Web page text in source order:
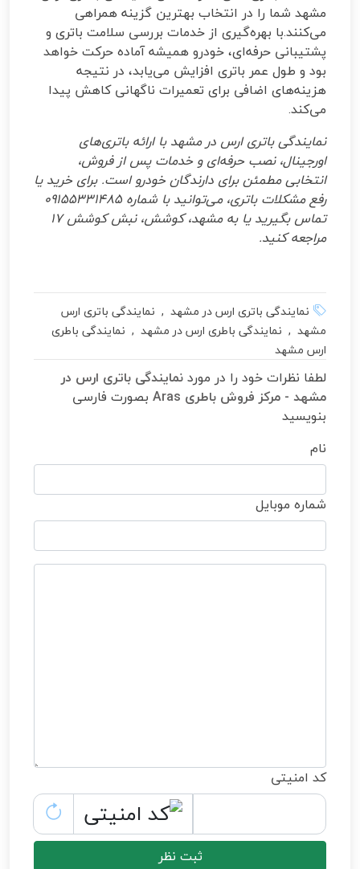
مشهد شما را در انتخاب بهترین گزینه همراهی
می‌کنند.با بهره‌گیری از خدمات بررسی سلامت باتری و
پشتیبانی حرفه‌ای، خودرو همیشه آماده حرکت خواهد
بود و طول عمر باتری افزایش می‌یابد، در نتیجه
هزینه‌های اضافی برای تعمیرات ناگهانی کاهش پیدا
می‌کند.
نمایندگی باتری ارس در مشهد با ارائه باتری‌های
اورجینال، نصب حرفه‌ای و خدمات پس از فروش،
انتخابی مطمئن برای دارندگان خودرو است. برای خرید یا
رفع مشکلات باتری، می‌توانید با شماره 09155331485
تماس بگیرید یا به مشهد، کوشش، نبش کوشش 17
مراجعه کنید.
نمایندگی باتری ارس در مشهد , نمایندگی باتری ارس
مشهد , نمایندگی باطری ارس در مشهد , نمایندگی باطری
ارس مشهد
لطفا نظرات خود را در موردنمایندگی باتری ارس در
مشهد - مرکز فروش باطری Aras
بصورت فارسی
بنویسید
نام
شماره موبایل
کد امنیتی
ثبت نظر